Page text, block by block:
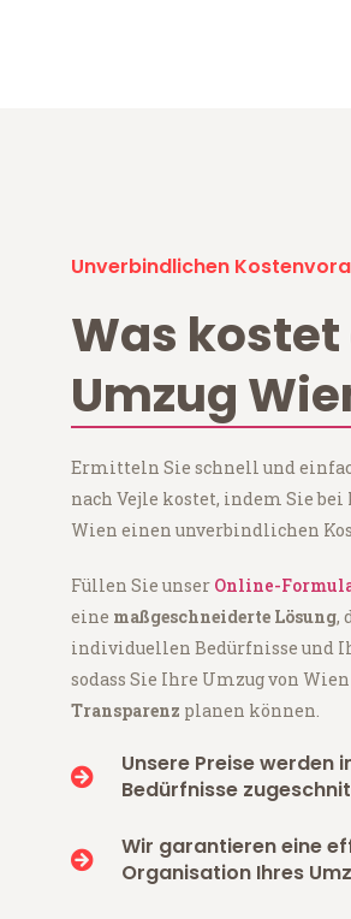
Unverbindlichen
Was kostet
Umzug
Ermitteln Sie schnell und
nach Vejle kostet, indem Sie bei
Wien einen unverbindlichen
Füllen Sie unser Online-
eine maßgeschneiderte Lösung,
individuellen Bedürfnisse und
sodass Sie Ihre Umzug von
Transparenz planen können.
Unsere Preise werden
Bedürfnisse
Wir garantieren eine
Organisation Ihres